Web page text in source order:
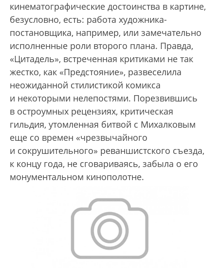
кинематографические достоинства в картине,
безусловно, есть: работа художника-
постановщика, например, или замечательно
исполненные роли второго плана. Правда,
«Цитадель», встреченная критиками не так
жестко, как «Предстояние», развеселила
неожиданной стилистикой комикса
и некоторыми нелепостями. Порезвившись
в остроумных рецензиях, критическая
гильдия, утомленная битвой с Михалковым
еще со времен «чрезвычайного
и сокрушительного» реваншистского съезда,
к концу года, не сговариваясь, забыла о его
монументальном кинополотне.